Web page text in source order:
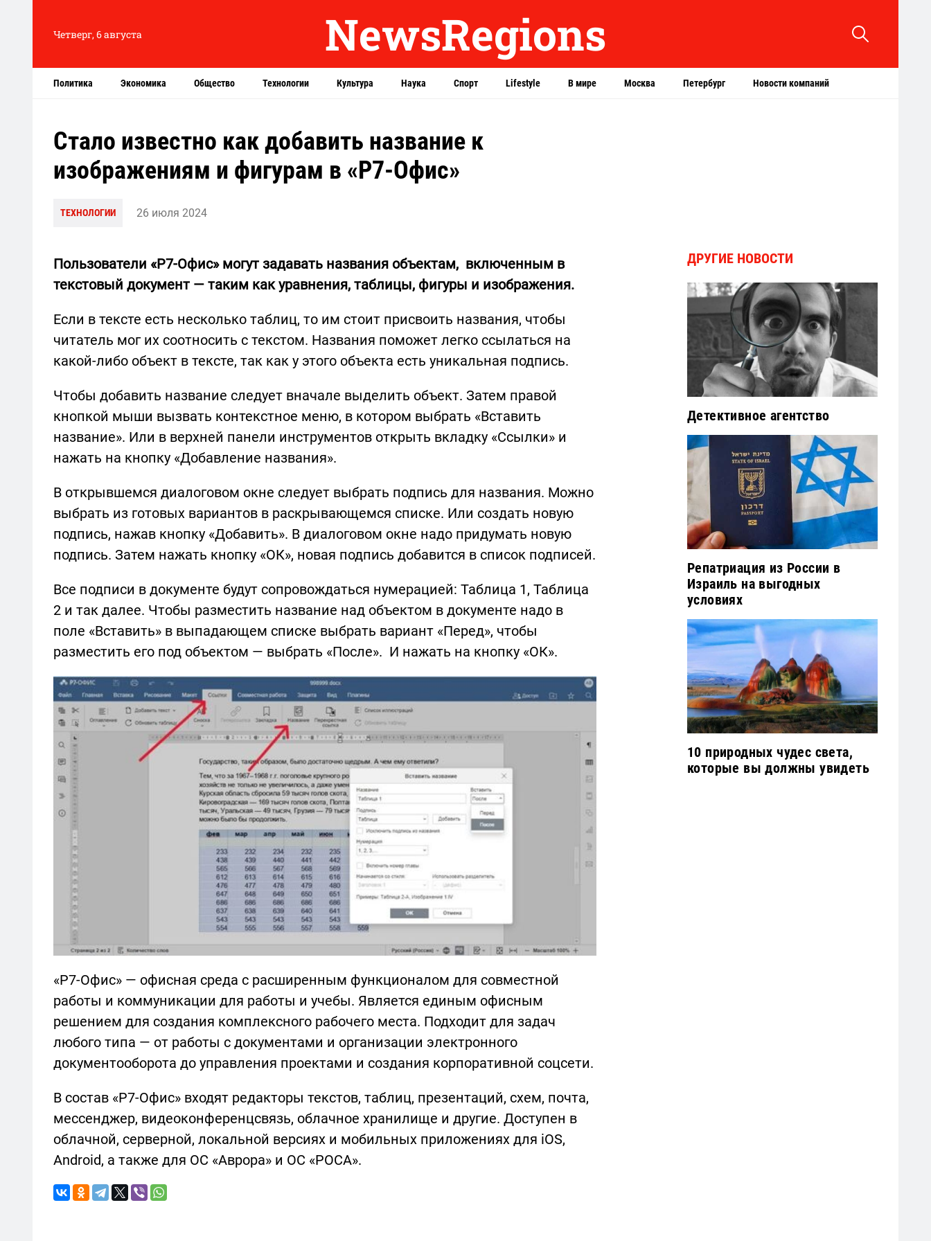
Четверг, 6 августа NewsRegions
Политика Экономика Общество Технологии Культура Наука Спорт Lifestyle В мире Москва Петербург Новости компаний
Стало известно как добавить название к
изображениям и фигурам в «Р7-Офис»
ТЕХНОЛОГИИ 26 июля 2024
Пользователи «Р7-Офис» могут задавать названия объектам, включенным в
текстовый документ — таким как уравнения, таблицы, фигуры и изображения.
Если в тексте есть несколько таблиц, то им стоит присвоить названия, чтобы
читатель мог их соотносить с текстом. Названия поможет легко ссылаться на
какой-либо объект в тексте, так как у этого объекта есть уникальная подпись.
Чтобы добавить название следует вначале выделить объект. Затем правой
кнопкой мыши вызвать контекстное меню, в котором выбрать «Вставить
название». Или в верхней панели инструментов открыть вкладку «Ссылки» и
нажать на кнопку «Добавление названия».
В открывшемся диалоговом окне следует выбрать подпись для названия. Можно
выбрать из готовых вариантов в раскрывающемся списке. Или создать новую
подпись, нажав кнопку «Добавить». В диалоговом окне надо придумать новую
подпись. Затем нажать кнопку «ОК», новая подпись добавится в список подписей.
Все подписи в документе будут сопровождаться нумерацией: Таблица 1, Таблица
2 и так далее. Чтобы разместить название над объектом в документе надо в
поле «Вставить» в выпадающем списке выбрать вариант «Перед», чтобы
разместить его под объектом — выбрать «После». И нажать на кнопку «ОК».
«Р7-Офис» — офисная среда с расширенным функционалом для совместной
работы и коммуникации для работы и учебы. Является единым офисным
решением для создания комплексного рабочего места. Подходит для задач
любого типа — от работы с документами и организации электронного
документооборота до управления проектами и создания корпоративной соцсети.
В состав «Р7-Офис» входят редакторы текстов, таблиц, презентаций, схем, почта,
мессенджер, видеоконференцсвязь, облачное хранилище и другие. Доступен в
облачной, серверной, локальной версиях и мобильных приложениях для iOS,
Android, а также для ОС «Аврора» и ОС «РОСА».
ДРУГИЕ НОВОСТИ
Детективное агентство
Репатриация из России в
Израиль на выгодных
условиях
10 природных чудес света,
которые вы должны увидеть